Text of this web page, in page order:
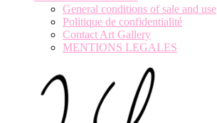
General conditions of sale and use
Politique de confidentialité
Contact Art Gallery
MENTIONS LEGALES